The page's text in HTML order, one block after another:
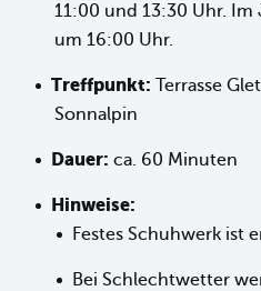
11:00 und 13:30 Uhr.
um 16:00 Uhr.
Treffpunkt: Terrasse
Sonnalpin
Dauer: ca. 60 Minuten
Hinweise:
Festes Schuhwerk ist
Bei Schlechtwetter